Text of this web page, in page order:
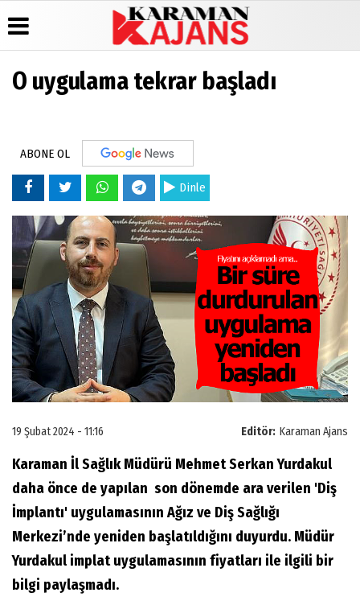
Üye Paneli
Günün
Haberleri
Manşetleri
Anketler
Biyografiler
Foto
Galeri
O uygulama tekrar başladı
ABONE OL
Dinle
Editör: Karaman Ajans
19 Şubat 2024 - 11:16
Karaman İl Sağlık Müdürü Mehmet Serkan Yurdakul
daha önce de yapılan son dönemde ara verilen 'Diş
İmplantı' uygulamasının Ağız ve Diş Sağlığı
Merkezi’nde yeniden başlatıldığını duyurdu. Müdür
Yurdakul implat uygulamasının fiyatları ile ilgili bir
bilgi paylaşmadı.